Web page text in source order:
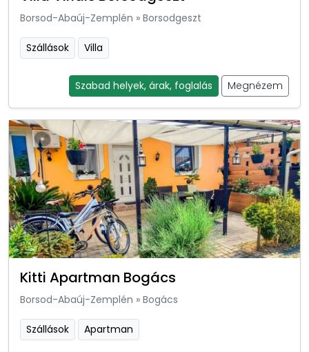
Borsod-Abaúj-Zemplén » Borsodgeszt
Szállások Villa
Szabad helyek, árak, foglalás Megnézem
Kitti Apartman Bogács
Borsod-Abaúj-Zemplén » Bogács
Szállások Apartman